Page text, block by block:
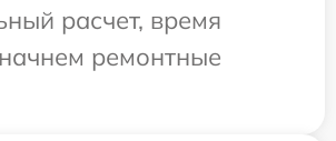
расчет, время
ремонтные